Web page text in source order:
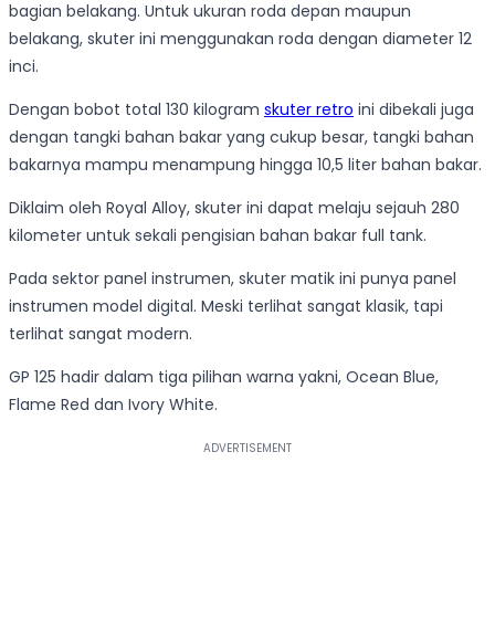
bagian belakang. Untuk ukuran roda depan maupun
belakang, skuter ini menggunakan roda dengan diameter 12
inci.
Dengan bobot total 130 kilogram skuter retro ini dibekali juga
dengan tangki bahan bakar yang cukup besar, tangki bahan
bakarnya mampu menampung hingga 10,5 liter bahan bakar.
Diklaim oleh Royal Alloy, skuter ini dapat melaju sejauh 280
kilometer untuk sekali pengisian bahan bakar full tank.
Pada sektor panel instrumen, skuter matik ini punya panel
instrumen model digital. Meski terlihat sangat klasik, tapi
terlihat sangat modern.
GP 125 hadir dalam tiga pilihan warna yakni, Ocean Blue,
Flame Red dan Ivory White.